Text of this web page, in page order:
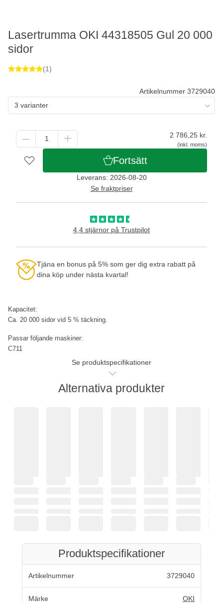
Kapacitet:
Ca. 20 000 sidor vid 5 % täckning.
Passar följande maskiner:
C711
Se produktspecifikationer
Artikelnummer 3729040
3 varianter
2 786,25 kr.
(inkl. moms)
Fortsätt
Leverans: 2026-08-20
Se fraktpriser
4,4 stjärnor på Trustpilot
Tjäna en bonus på 5% som ger dig extra rabatt på
dina köp under nästa kvartal!
Lasertrumma OKI 44318505 Gul 20 000
sidor
(1)
Alternativa produkter
Produktspecifikationer
Artikelnummer 3729040
Märke OKI